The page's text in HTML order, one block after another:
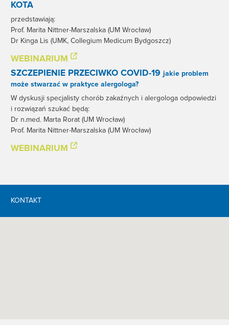
KOTA
przedstawiają:
Prof. Marita Nittner-Marszalska (UM Wrocław)
Dr Kinga Lis (UMK, Collegium Medicum Bydgoszcz)
WEBINARIUM
SZCZEPIENIE PRZECIWKO COVID-19 jakie problem
może stwarzać w praktyce alergologa?
W dyskusji specjalisty chorób zakaźnych i alergologa odpowiedzi
i rozwiązań szukać będą:
Dr n.med. Marta Rorat (UM Wrocław)
Prof. Marita Nittner-Marszalska (UM Wrocław)
WEBINARIUM
KONTAKT